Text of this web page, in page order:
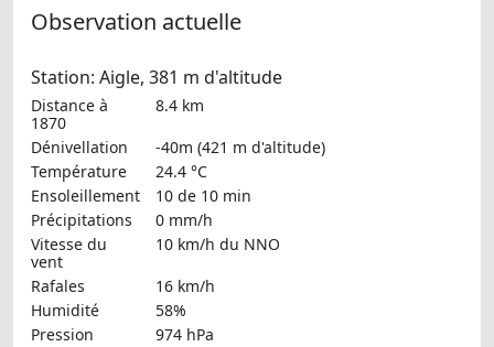
Observation actuelle
Station: Aigle, 381 m d'altitude
Distance à
1870
8.4 km
Dénivellation
-40m (421 m d'altitude)
Température
24.4 °C
Ensoleillement
10 de 10 min
Précipitations
0 mm/h
Vitesse du
vent
10 km/h du NNO
Rafales
16 km/h
Humidité
58%
Pression
974 hPa